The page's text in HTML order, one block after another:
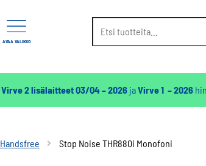
AVAA VALIKKO
Virve 2 lisälaitteet Q3/Q4 – 2026jaVirve 1 – 2026
Handsfree Stop Noise THR880i Monofoni